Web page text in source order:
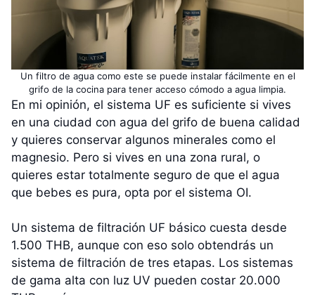
Un filtro de agua como este se puede instalar fácilmente en el
grifo de la cocina para tener acceso cómodo a agua limpia.
En mi opinión, el sistema UF es suficiente si vives
en una ciudad con agua del grifo de buena calidad
y quieres conservar algunos minerales como el
magnesio. Pero si vives en una zona rural, o
quieres estar totalmente seguro de que el agua
que bebes es pura, opta por el sistema OI.
Un sistema de filtración UF básico cuesta desde
1.500 THB, aunque con eso solo obtendrás un
sistema de filtración de tres etapas. Los sistemas
de gama alta con luz UV pueden costar 20.000